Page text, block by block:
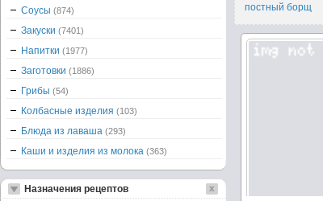
постный борщ
Соусы (874)
Закуски (7401)
Напитки (1977)
Заготовки (1886)
Грибы (54)
Колбасные изделия (103)
Блюда из лаваша (293)
Каши и изделия из молока (363)
Назначения рецептов